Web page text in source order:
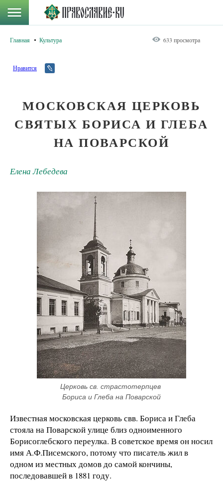
Главная Культура 633 просмотра
Нравится
МОСКОВСКАЯ ЦЕРКОВЬ
СВЯТЫХ БОРИСА И ГЛЕБА
НА ПОВАРСКОЙ
Елена Лебедева
Церковь св. страстотерпцев
Бориса и Глеба на Поварской
Известная московская церковь свв. Бориса и Глеба
стояла на Поварской улице близ одноименного
Борисоглебского переулка. В советское время он носил
имя А.Ф.Писемского, потому что писатель жил в
одном из местных домов до самой кончины,
последовавшей в 1881 году.